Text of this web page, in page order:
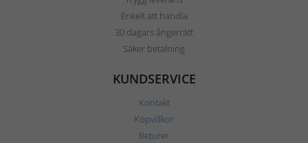
Enkelt att handla
30 dagars ångerrätt
Säker betalning
KUNDSERVICE
Kontakt
Köpvillkor
Returer